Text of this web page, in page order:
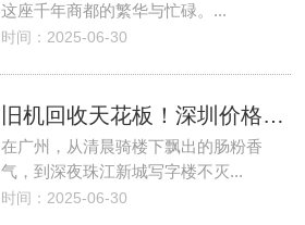
这座千年商都的繁华与忙碌。...
时间：2025-06-30
旧机回收天花板！深圳价格不服来战
在广州，从清晨骑楼下飘出的肠粉香
气，到深夜珠江新城写字楼不灭...
时间：2025-06-30